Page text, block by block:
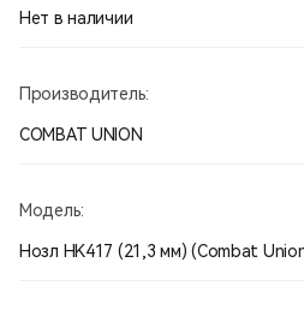
Нет в наличии
Производитель:
COMBAT UNION
Модель:
Нозл HK417 (21,3 мм) (Combat